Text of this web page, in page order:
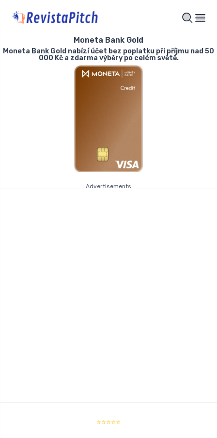
Moneta Bank Gold
Moneta Bank Gold nabízí účet bez poplatku při příjmu nad 50
000 Kč a zdarma výběry po celém světě.
Advertisements
⭐⭐⭐⭐⭐